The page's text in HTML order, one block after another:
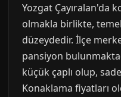
Yozgat Çayıralan'da
olmakla birlikte,
düzeydedir. İlçe
pansiyon
küçük çaplı olup,
Konaklama fiyatları